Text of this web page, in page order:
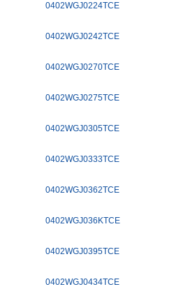
0402WGJ0224TCE
0402WGJ0242TCE
0402WGJ0270TCE
0402WGJ0275TCE
0402WGJ0305TCE
0402WGJ0333TCE
0402WGJ0362TCE
0402WGJ036KTCE
0402WGJ0395TCE
0402WGJ0434TCE